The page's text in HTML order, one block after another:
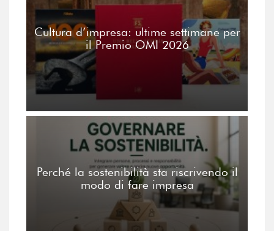
Cultura d’impresa: ultime settimane per
il Premio OMI 2026
Perché la sostenibilità sta riscrivendo il
modo di fare impresa